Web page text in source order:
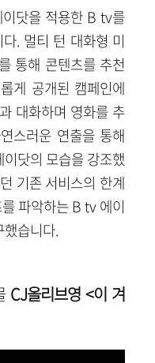
닷을 적용한 B tv를
. 멀티 턴 대화형 미
통해 콘텐츠를 추천
게 공개된 캠페인에
대화하며 영화를 추
스러운 연출을 통해
닷의 모습을 강조했
기존 서비스의 한계
파악하는 B tv 에이
습니다.
CJ올리브영 <이 겨